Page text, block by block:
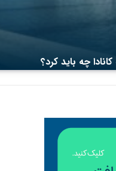
چه باید کرد؟